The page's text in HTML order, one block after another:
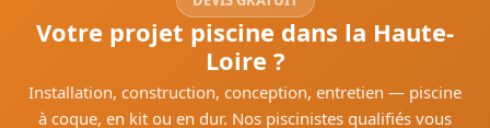
Votre projet piscine dans la Haute-
Loire ?
Installation, construction, conception, entretien — piscine
à coque, en kit ou en dur. Nos piscinistes qualifiés vous